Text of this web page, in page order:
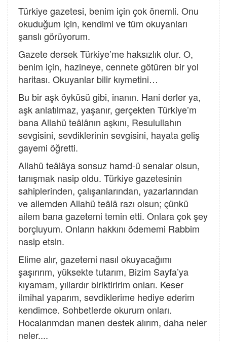
Türkiye gazetesi, benim için çok önemli. Onu
okuduğum için, kendimi ve tüm okuyanları
şanslı görüyorum.
Gazete dersek Türkiye’me haksızlık olur. O,
benim için, hazineye, cennete götüren bir yol
haritası. Okuyanlar bilir kıymetini…
Bu bir aşk öyküsü gibi, inanın. Hani derler ya,
aşk anlatılmaz, yaşanır, gerçekten Türkiye’m
bana Allahü teâlânın aşkını, Resulullahın
sevgisini, sevdiklerinin sevgisini, hayata geliş
gayemi öğretti.
Allahü teâlâya sonsuz hamd-ü senalar olsun,
tanışmak nasip oldu. Türkiye gazetesinin
sahiplerinden, çalışanlarından, yazarlarından
ve ailemden Allahü teâlâ razı olsun; çünkü
ailem bana gazetemi temin etti. Onlara çok şey
borçluyum. Onların hakkını ödememi Rabbim
nasip etsin.
Elime alır, gazetemi nasıl okuyacağımı
şaşırırım, yüksekte tutarım, Bizim Sayfa’ya
kıyamam, yıllardır biriktiririm onları. Keser
ilmihal yaparım, sevdiklerime hediye ederim
kendimce. Sohbetlerde okurum onları.
Hocalarımdan manen destek alırım, daha neler
neler....